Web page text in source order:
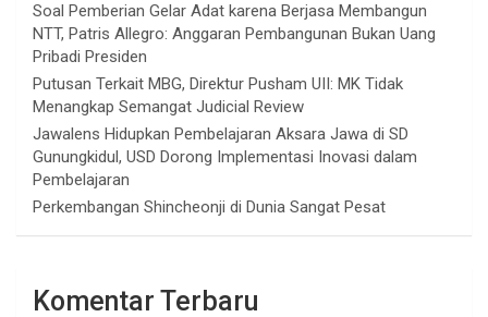
Soal Pemberian Gelar Adat karena Berjasa Membangun
NTT, Patris Allegro: Anggaran Pembangunan Bukan Uang
Pribadi Presiden
Putusan Terkait MBG, Direktur Pusham UII: MK Tidak
Menangkap Semangat Judicial Review
Jawalens Hidupkan Pembelajaran Aksara Jawa di SD
Gunungkidul, USD Dorong Implementasi Inovasi dalam
Pembelajaran
Perkembangan Shincheonji di Dunia Sangat Pesat
Komentar Terbaru